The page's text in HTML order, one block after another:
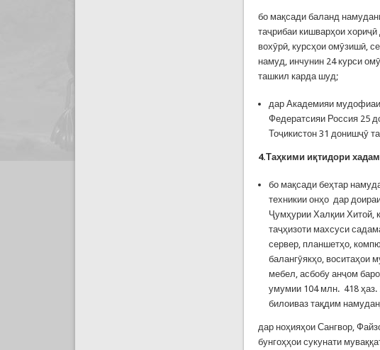
бо мақсади баланд
таҷрибаи кишварҳои
вохӯрӣ, курсҳои омӯзишӣ,
намуд, инчунин 24 курси
ташкил карда шуд;
дар Академияи
Федератсияи Россия 25
Тоҷикистон 31 донишҷӯ
4.Таҳкими иқтидори
бо мақсади беҳтар
техникии онҳо дар
Ҷумҳурии Халқии Хитой,
таҷҳизоти махсуси
сервер, планшетҳо,
балангӯякҳо, воситаҳои
мебел, асбобу анҷом
умумии 104 млн. 418
билоиваз тақдим
дар ноҳияҳои Сангвор,
бунгоҳҳои сукунати